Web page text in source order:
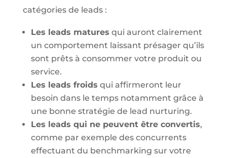
catégories de leads :
Les leads matures qui auront clairement
un comportement laissant présager qu’ils
sont prêts à consommer votre produit ou
service.
Les leads froids qui affirmeront leur
besoin dans le temps notamment grâce à
une bonne stratégie de lead nurturing.
Les leads qui ne peuvent être convertis,
comme par exemple des concurrents
effectuant du benchmarking sur votre